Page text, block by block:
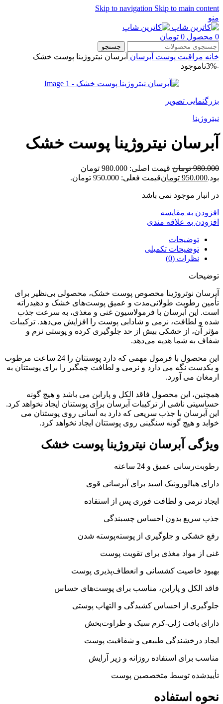
Skip to navigation Skip to main content
منو
0 محصول 0 تومان
جستجو
خانه مراقبت پوست آبرسان آبرسان نیتروژینا پوست خشک
-3%
ناموجود
بزرگنمایی تصویر
نیتروژینا
آبرسان نیتروژینا پوست خشک
980.000 تومان
قیمت اصلی: 980.000 تومان
بود.950.000 تومانقیمت فعلی: 950.000 تومان.
در انبار موجود نمی باشد
افزودن به مقایسه
افزودن به علاقه مندی
توضیحات
توضیحات تکمیلی
نظرات (0)
توضیحات
آبرسان نوتروژینا مخصوص پوست خشک، محصولی بی‌نظیر برای
تأمین رطوبت طولانی‌مدت و عمیق پوست‌های خشک و دهیدراته
است. این آبرسان با فرمولاسیون غنی و مغذی، به سرعت جذب
شده و لطافت، نرمی و شادابی پوست را افزایش می‌دهد. ترکیبات
مؤثر آن، از خشکی بیش از حد جلوگیری کرده و پوستی نرم و
شفاف به شما هدیه می‌دهد.
این محصول با فرمول مهمی که دارد پوستتان را 24 ساعت مرطوب
و یکدست نگه می دارد و نرمی و لطافت چمگیر را برای پوستتان به
ارمغان می آورد.
همچنین، این محصول فاقد الکل و پارابن می باشد و هیچ گونه
حساسیتی ناشی از ترکیبات آبرسان برای پوستتان ایجاد نخواهد کرد.
این آبرسان با جذب سریعی که دارد به آسانی روی پوستتان می
خوابد و هیچ گونه سنگینی روی پوستتان ایجاد نخواهد کرد.
ویژگی‌ آبرسان نیتروژینا پوست خشک
رطوبت‌رسانی عمیق و 24 ساعته
دارای هیالورونیک اسید برای آبرسانی قوی
ایجاد نرمی و لطافت فوری پس از استفاده
جذب سریع بدون احساس چسبندگی
رفع خشکی و جلوگیری از پوسته‌پوسته شدن
غنی از مواد مغذی برای تقویت پوست
بهبود خاصیت کشسانی و انعطاف‌پذیری پوست
فاقد الکل و پارابن، مناسب برای پوست‌های حساس
جلوگیری از احساس کشیدگی و التهاب پوستی
دارای بافت ژلی-کرم سبک و طراوت‌بخش
ایجاد درخشندگی طبیعی و شفافیت پوست
مناسب برای استفاده روزانه و زیر آرایش
تأییدشده توسط متخصصین پوست
نحوه استفاده